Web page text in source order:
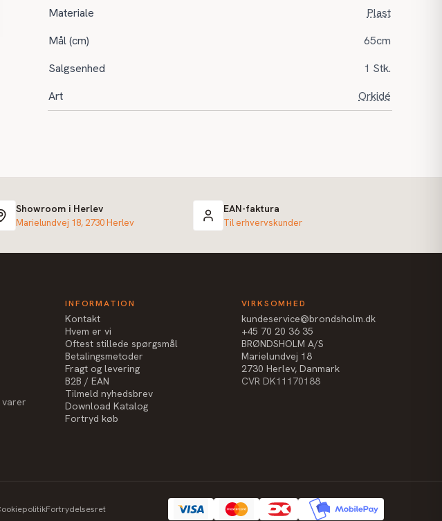
Materiale
Plast
Mål (cm)
65cm
Salgsenhed
1 Stk.
Art
Orkidé
Showroom i Herlev
Marielundvej 18, 2730 Herlev
EAN-faktura
Til erhvervskunder
varer
INFORMATION
Kontakt
Hvem er vi
Oftest stillede spørgsmål
Betalingsmetoder
Fragt og levering
B2B / EAN
Tilmeld nyhedsbrev
Download Katalog
Fortryd køb
VIRKSOMHED
kundeservice@brondsholm.dk
+45 70 20 36 35
BRØNDSHOLM A/S
Marielundvej 18
2730 Herlev, Danmark
CVR DK11170188
Fortrydelsesret